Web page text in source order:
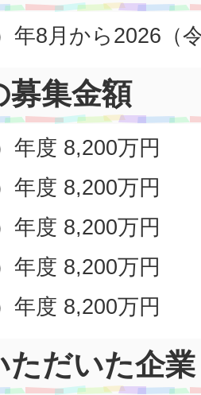
年8月から2026（
募集金額
年度 8,200万円
年度 8,200万円
年度 8,200万円
年度 8,200万円
年度 8,200万円
ただいた企